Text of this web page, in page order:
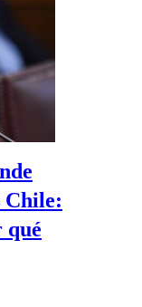
Chile: